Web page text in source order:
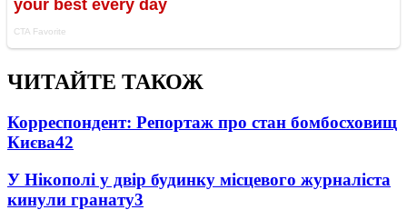
ЧИТАЙТЕ ТАКОЖ
Корреспондент: Репортаж про стан бомбосховищ
Києва42
У Нікополі у двір будинку місцевого журналіста
кинули гранату3